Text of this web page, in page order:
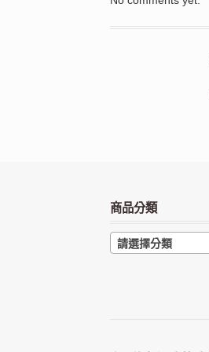
商品分類
請選擇分類